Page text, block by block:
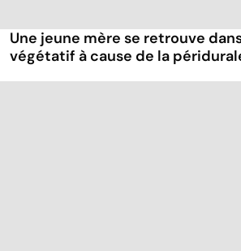
Une jeune mère se retrouve
végétatif à cause de la